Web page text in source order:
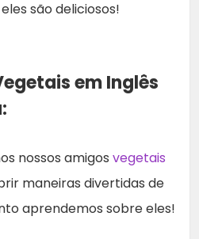
são deliciosos!
em Inglês
nossos amigos vegetais
maneiras divertidas de
aprendemos sobre eles!